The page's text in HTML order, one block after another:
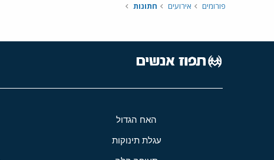
פורומים אירועים חתונות
האח הגדול
עגלת תינוקות